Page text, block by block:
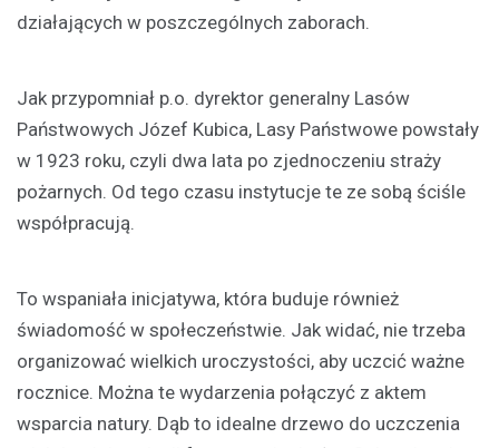
działających w poszczególnych zaborach.
Jak przypomniał p.o. dyrektor generalny Lasów
Państwowych Józef Kubica, Lasy Państwowe powstały
w 1923 roku, czyli dwa lata po zjednoczeniu straży
pożarnych. Od tego czasu instytucje te ze sobą ściśle
współpracują.
To wspaniała inicjatywa, która buduje również
świadomość w społeczeństwie. Jak widać, nie trzeba
organizować wielkich uroczystości, aby uczcić ważne
rocznice. Można te wydarzenia połączyć z aktem
wsparcia natury. Dąb to idealne drzewo do uczczenia